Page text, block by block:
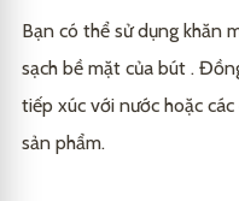
Bạn có thể sử dụng khăn
sạch bề mặt của bút .
tiếp xúc với nước hoặc
sản phẩm.